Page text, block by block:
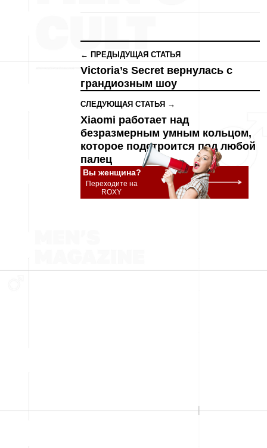
← ПРЕДЫДУЩАЯ СТАТЬЯ
Victoria’s Secret вернулась с
грандиозным шоу
СЛЕДУЮЩАЯ СТАТЬЯ →
Xiaomi работает над
безразмерным умным кольцом,
которое подстроится под любой
палец
Вы женщина?
Переходите на
ROXY